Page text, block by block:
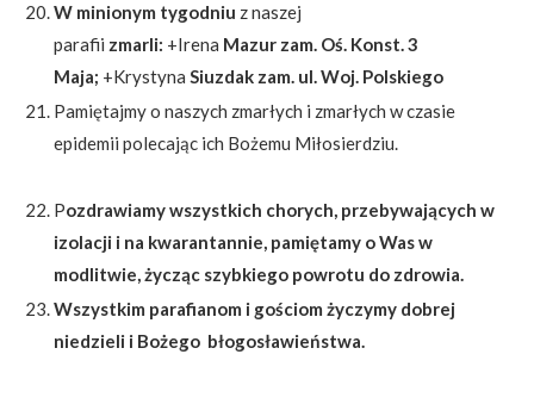
W minionym tygodniu z naszej
parafii zmarli: +Irena Mazur zam. Oś. Konst. 3
Maja; +Krystyna Siuzdak zam. ul. Woj. Polskiego
Pamiętajmy o naszych zmarłych i zmarłych w czasie
epidemii polecając ich Bożemu Miłosierdziu.
Pozdrawiamy wszystkich chorych, przebywających w
izolacji i na kwarantannie, pamiętamy o Was w
modlitwie, życząc szybkiego powrotu do zdrowia.
Wszystkim parafianom i gościom życzymy dobrej
niedzieli i Bożego błogosławieństwa.